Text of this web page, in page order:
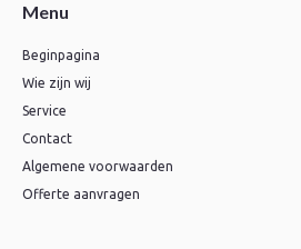
Menu
Beginpagina
Wie zijn wij
Service
Contact
Algemene voorwaarden
Offerte aanvragen